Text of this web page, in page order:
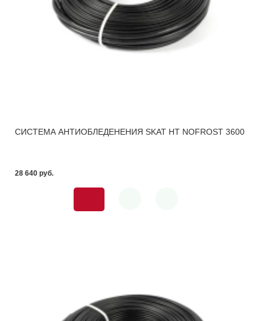
СИСТЕМА АНТИОБЛЕДЕНЕНИЯ SKAT HT NOFROST 3600
28 640 pуб.